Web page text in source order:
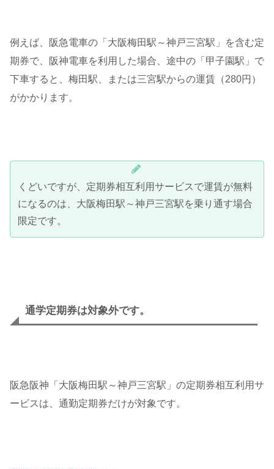
例えば、阪急電車の「大阪梅田駅～神戸三宮駅」を含む定
期券で、阪神電車を利用した場合、途中の「甲子園駅」で
下車すると、梅田駅、または三宮駅からの運賃（280円）
がかかります。
くどいですが、定期券相互利用サービスで運賃が無料
になるのは、大阪梅田駅～神戸三宮駅を乗り通す場合
限定です。
通学定期券は対象外です。
阪急阪神「大阪梅田駅～神戸三宮駅」の定期券相互利用サ
ービスは、通勤定期券だけが対象です。